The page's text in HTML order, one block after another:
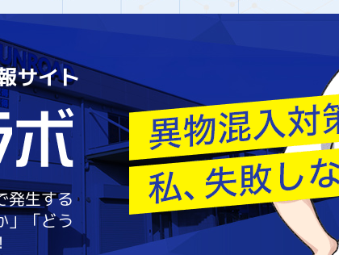
サイト
異物混入ラボ
発生する
」「どう